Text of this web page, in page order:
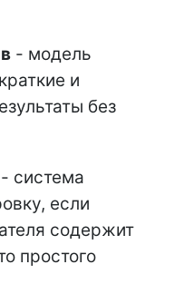
- модель
и
без
- система
если
содержит
простого